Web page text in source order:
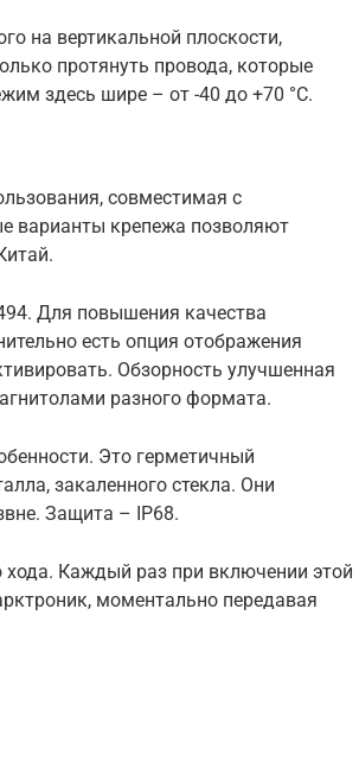
на вертикальной плоскости,
протянуть провода, которые
здесь шире – от -40 до +70 °C.
совместимая с
варианты крепежа позволяют
Для повышения качества
есть опция отображения
Обзорность улучшенная
разного формата.
Это герметичный
закаленного стекла. Они
Защита – IP68.
хода. Каждый раз при включении этой
моментально передавая